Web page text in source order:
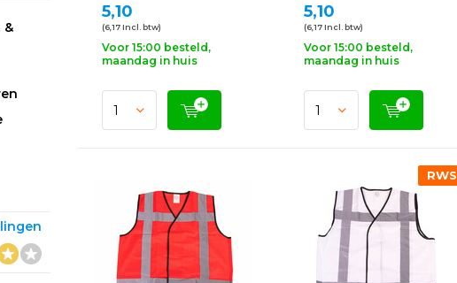
5,10
(6,17 Incl. btw)
Voor 15:00 besteld,
maandag in huis
5,10
(6,17 Incl. btw)
Voor 15:00 besteld,
maandag in huis
RWS
&